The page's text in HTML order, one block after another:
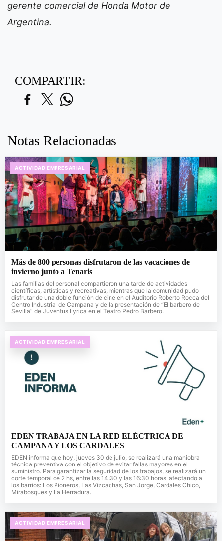
gerente comercial de Honda Motor de
Argentina.
COMPARTIR:
Notas Relacionadas
ACTIVIDAD EMPRESARIAL
Más de 800 personas disfrutaron de las vacaciones de
invierno junto a Tenaris
Las familias del personal compartieron una tarde de actividades
científicas, artísticas y recreativas, mientras que la comunidad pudo
disfrutar de una doble función de cine en el Auditorio Roberto Rocca del
Centro Industrial de Campana y de la presentación de “El barbero de
Sevilla” de Juventus Lyrica en el Teatro Pedro Barbero.
ACTIVIDAD EMPRESARIAL
EDEN TRABAJA EN LA RED ELÉCTRICA DE
CAMPANA Y LOS CARDALES
EDEN informa que hoy, jueves 30 de julio, se realizará una maniobra
técnica preventiva con el objetivo de evitar fallas mayores en el
suministro. Para garantizar la seguridad de los trabajos, se realizará un
corte temporal de 2 hs, entre las 14:30 y las 16:30 horas, afectando a
los barrios: Los Pioneros, Las Vizcachas, San Jorge, Cardales Chico,
Mirabosques y La Herradura.
ACTIVIDAD EMPRESARIAL